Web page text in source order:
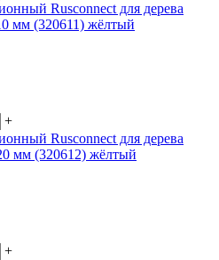
Rusconnect для дерева
мм (320611) жёлтый
+
Rusconnect для дерева
мм (320612) жёлтый
+